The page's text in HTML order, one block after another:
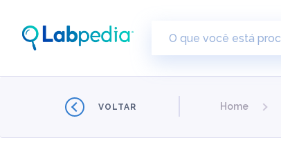
VOLTAR Home